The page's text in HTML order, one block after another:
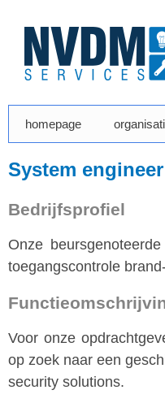
homepage
System
Bedrijfsprofiel
Onze
toegangscontrole
Voor onze
op zoek naar een
security solutions.